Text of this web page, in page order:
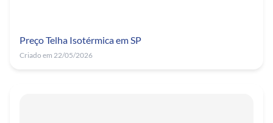
Preço Telha Isotérmica em SP
Criado em 22/05/2026